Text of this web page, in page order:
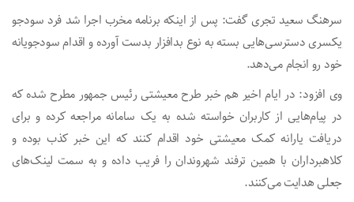
سرهنگ سعید تجری گفت: پس از اینکه برنامه مخرب اجرا شد فرد سودجو
یکسری دسترسی‌هایی بسته به نوع بدافزار بدست آورده و اقدام سودجویانه
خود رو انجام می‌دهد.
وی افزود: در ایام اخیر هم خبر طرح معیشتی رئیس جمهور مطرح شده که
در پیام‌هایی از کاربران خواسته شده به یک سامانه مراجعه کرده و برای
دریافت یارانه کمک معیشتی خود اقدام کنند که این خبر کذب بوده و
کلاهبرداران با همین ترفند شهروندان را فریب داده و به سمت لینک‌های
جعلی هدایت می‌کنند.